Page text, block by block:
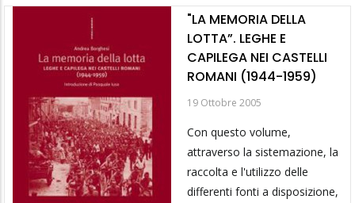
"LA MEMORIA DELLA
LOTTA”. LEGHE E
CAPILEGA NEI CASTELLI
ROMANI (1944-1959)
19 Ottobre 2005
Con questo volume,
attraverso la sistemazione, la
raccolta e l'utilizzo delle
differenti fonti a disposizione,